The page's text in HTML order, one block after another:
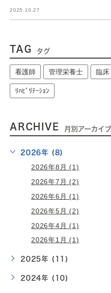
2025.10.27
TAG タグ
看護師 管理栄養士 臨床
ﾘﾊﾋﾞﾘﾃｰｼｮﾝ
ARCHIVE 月別アーカイブ
2026年 (8)
2026年8月 (1)
2026年7月 (2)
2026年6月 (1)
2026年5月 (2)
2026年4月 (1)
2026年1月 (1)
2025年 (11)
2024年 (10)